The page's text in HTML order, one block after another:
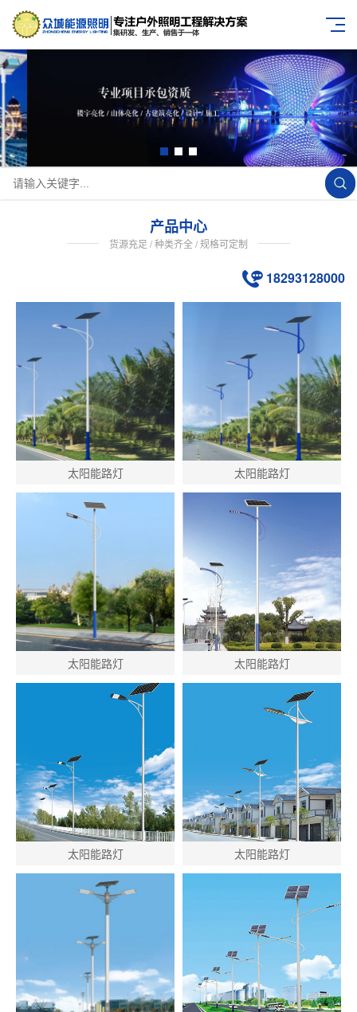
产品中心
货源充足 / 种类齐全 / 规格可定制
18293128000
太阳能路灯 太阳能路灯
太阳能路灯 太阳能路灯
太阳能路灯 太阳能路灯